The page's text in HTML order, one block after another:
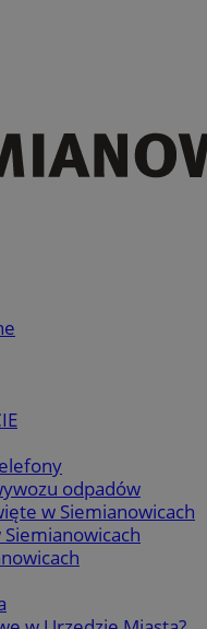
odpadów
w Siemianowicach
Siemianowicach